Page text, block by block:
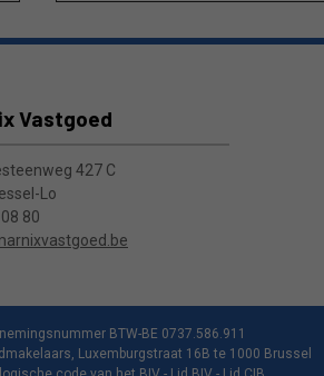
Vastgoed
427 C
Lo
80
BTW-BE 0737.586.911
Luxemburgstraat 16B te 1000 Brussel